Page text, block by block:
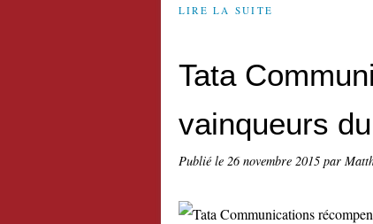
LIRE LA SUITE
Tata
vainqueurs
Publié le 26 novembre 2015 par